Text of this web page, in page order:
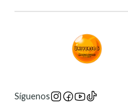
Síguenos